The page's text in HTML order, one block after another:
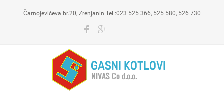
Čarnojevićeva br.20, Zrenjanin Tel.:023 525 366, 525 580, 526 730